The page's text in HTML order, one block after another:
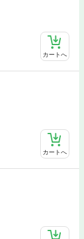
カートへ
カートへ